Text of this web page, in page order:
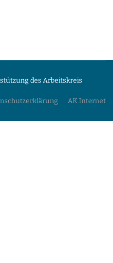
des Arbeitskreis
AK Internet